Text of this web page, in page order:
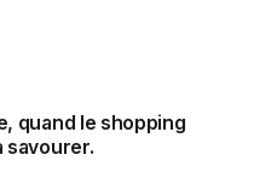
quand le shopping
savourer.